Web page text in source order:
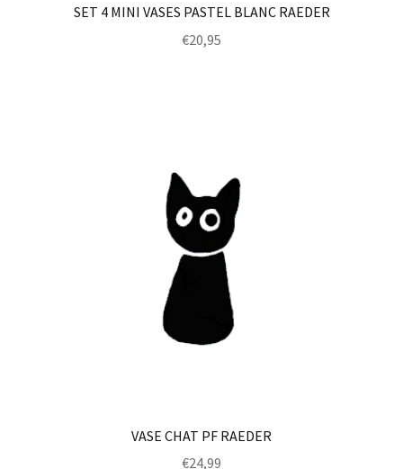
SET 4 MINI VASES PASTEL BLANC RAEDER
€20,95
VASE CHAT PF RAEDER
€24,99